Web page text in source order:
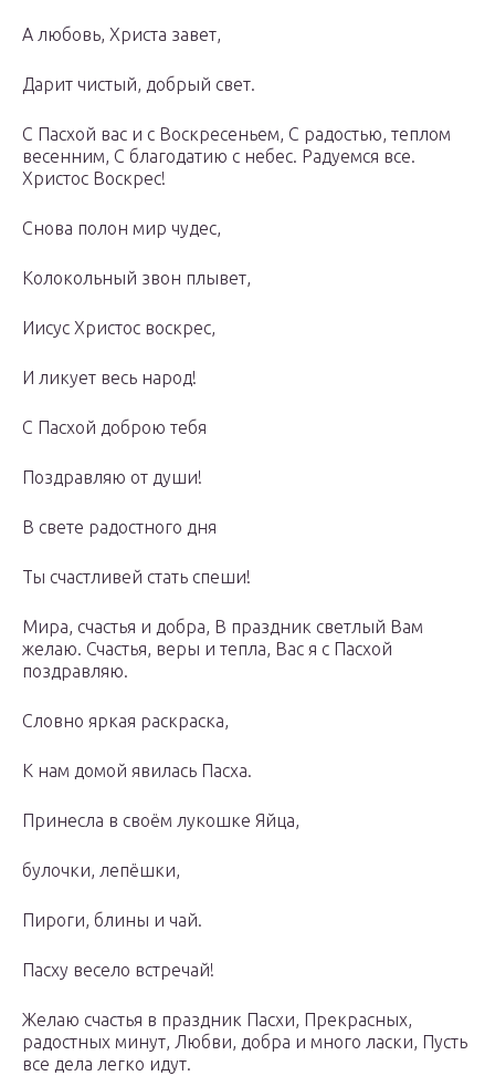
А любовь, Христа завет,
Дарит чистый, добрый свет.
С Пасхой вас и с Воскресеньем, С радостью, теплом
весенним, С благодатию с небес. Радуемся все.
Христос Воскрес!
Снова полон мир чудес,
Колокольный звон плывет,
Иисус Христос воскрес,
И ликует весь народ!
С Пасхой доброю тебя
Поздравляю от души!
В свете радостного дня
Ты счастливей стать спеши!
Мира, счастья и добра, В праздник светлый Вам
желаю. Счастья, веры и тепла, Вас я с Пасхой
поздравляю.
Словно яркая раскраска,
К нам домой явилась Пасха.
Принесла в своём лукошке Яйца,
булочки, лепёшки,
Пироги, блины и чай.
Пасху весело встречай!
Желаю счастья в праздник Пасхи, Прекрасных,
радостных минут, Любви, добра и много ласки, Пусть
все дела легко идут.